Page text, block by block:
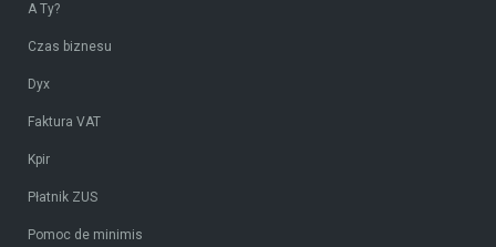
A Ty?
Czas biznesu
Dyx
Faktura VAT
Kpir
Płatnik ZUS
Pomoc de minimis